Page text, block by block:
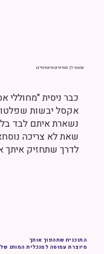
נמאס לך מטיפים תיאורטיים
אקסל יבשות שפלטו
נשארת איתם לבד
שאת לא צריכה
לדרך שתחזיק איתך
התוכנית שתהפוך אותך
מיוצרת עמוסה למנכלית המותג